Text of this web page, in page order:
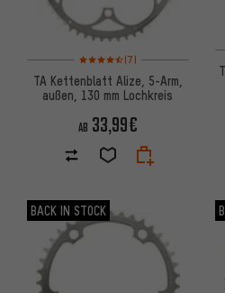
Bewertungen: 4,5 von 5
(7)
TA Kettenblatt Alize, 5-Arm,
außen, 130 mm Lochkreis
AB 33,99€
BACK IN STOCK